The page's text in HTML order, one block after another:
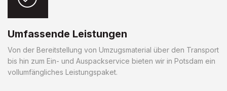
Umfassende Leistungen
Von der Bereitstellung von Umzugsmaterial über den Transport
bis hin zum Ein- und Auspackservice bieten wir in Potsdam ein
vollumfängliches Leistungspaket.